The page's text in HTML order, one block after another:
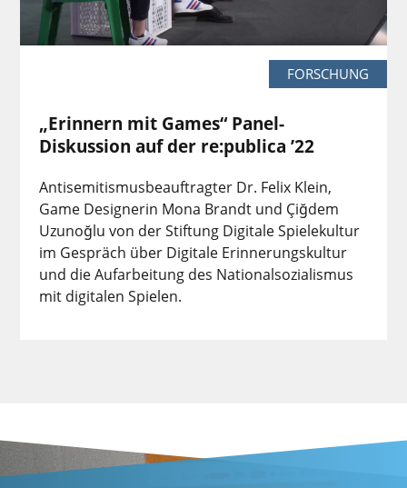
FORSCHUNG
„Erinnern mit Games“ Panel-
Diskussion auf der re:publica ’22
Antisemitismusbeauftragter Dr. Felix Klein,
Game Designerin Mona Brandt und Çiğdem
Uzunoğlu von der Stiftung Digitale Spielekultur
im Gespräch über Digitale Erinnerungskultur
und die Aufarbeitung des Nationalsozialismus
mit digitalen Spielen.